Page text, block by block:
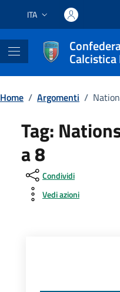
Lingua attiva:
ITA
Home / Argomenti /
Tag:
a 8
Condividi
Vedi azioni